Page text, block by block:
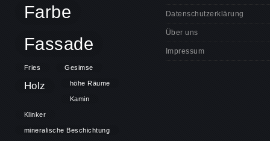
Farbe
Fassade
Fries Gesimse
Holz höhe Räume
Kamin
Klinker
mineralische Beschichtung
Datenschutzerklärung
Über uns
Impressum